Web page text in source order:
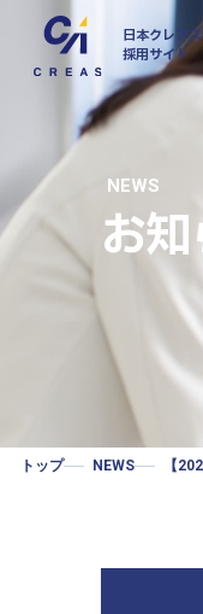
日本クレア
採用サイト
私たちについて
仕事について
社員インタビュー
キャリアについて
NEWS
お
トップ NEWS 【